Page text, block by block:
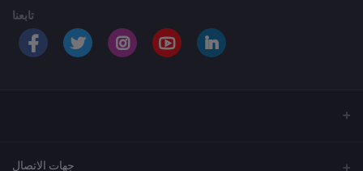
تابعنا
جهات الاتصال